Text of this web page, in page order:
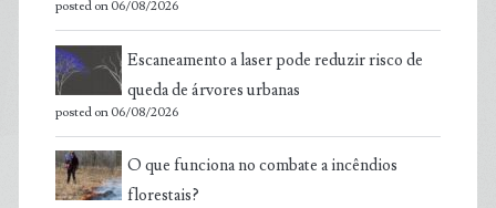
posted on 06/08/2026
Escaneamento a laser pode reduzir risco de
queda de árvores urbanas
posted on 06/08/2026
O que funciona no combate a incêndios
florestais?